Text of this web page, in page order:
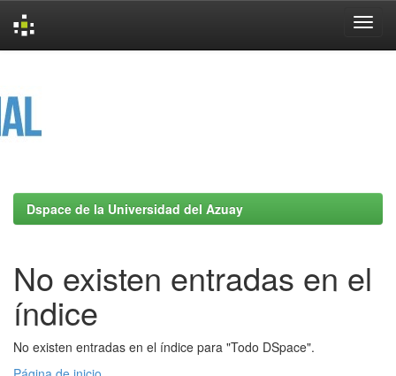
Dspace de la Universidad del Azuay
No existen entradas en el
índice
No existen entradas en el índice para "Todo DSpace".